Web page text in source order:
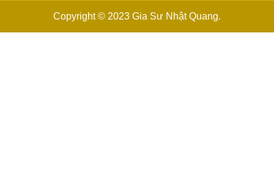
Copyright © 2023 Gia Sư Nhật Quang.